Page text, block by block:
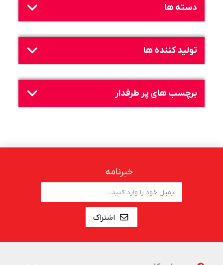
دسته ها
تولید کننده ها
برچسب های پر طرفدار
خبرنامه
اشتراک